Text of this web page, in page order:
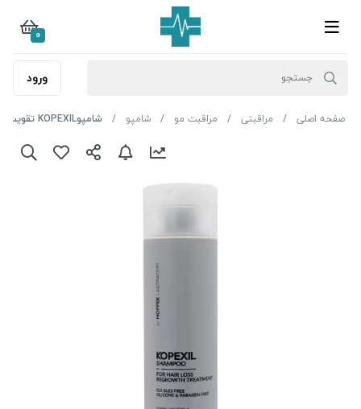
0
ورود
صفحه اصلی مراقبتی مراقبت مو شامپو شامپوKOPEXIL تقویت‌کننده وضدریزش مو موپک مناسب انواع مو ml250